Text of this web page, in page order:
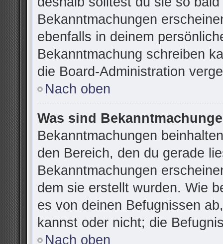
Bekanntmachungen
ebenfalls in deinem
Bekanntmachung schreiben
die Board-Administration
Nach oben
Was sind
Bekanntmachungen
den Bereich, den du gerade
Bekanntmachungen
dem sie erstellt wurden. Wie
es von deinen Befugnissen
kannst oder nicht; die
Nach oben